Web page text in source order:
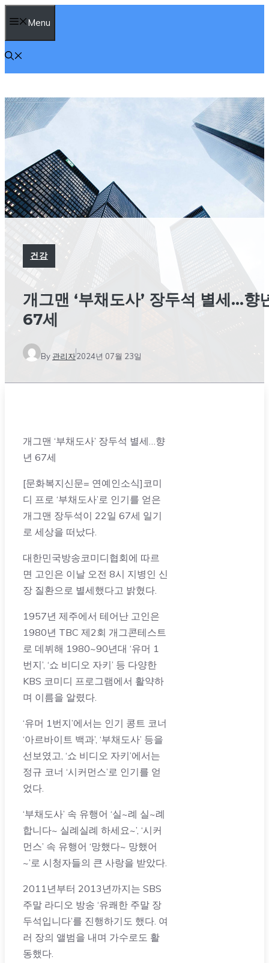
텐
츠
로
건
뛰
기
Menu
건강
개그맨 ‘부채도사’ 장두석 별세…향
67세
By 관리자2024년 07월 23일
개그맨 ‘부채도사’ 장두석 별세…향
년 67세
[문화복지신문= 연예인소식]코미
디 프로 ‘부채도사’로 인기를 얻은
개그맨 장두석이 22일 67세 일기
로 세상을 떠났다.
대한민국방송코미디협회에 따르
면 고인은 이날 오전 8시 지병인 신
장 질환으로 별세했다고 밝혔다.
1957년 제주에서 테어난 고인은
1980년 TBC 제2회 개그콘테스트
로 데뷔해 1980~90년대 ‘유머 1
번지’, ‘쇼 비디오 자키’ 등 다양한
KBS 코미디 프로그램에서 활약하
며 이름을 알렸다.
‘유머 1번지’에서는 인기 콩트 코너
‘아르바이트 백과’, ‘부채도사’ 등을
선보였고, ‘쇼 비디오 자키’에서는
정규 코너 ‘시커먼스’로 인기를 얻
었다.
‘부채도사’ 속 유행어 ‘실~례 실~례
합니다~ 실례실례 하세요~’, ‘시커
먼스’ 속 유행어 ‘망했다~ 망했어
~’로 시청자들의 큰 사랑을 받았다.
2011년부터 2013년까지는 SBS
주말 라디오 방송 ‘유쾌한 주말 장
두석입니다’를 진행하기도 했다. 여
러 장의 앨범을 내며 가수로도 활
동했다.